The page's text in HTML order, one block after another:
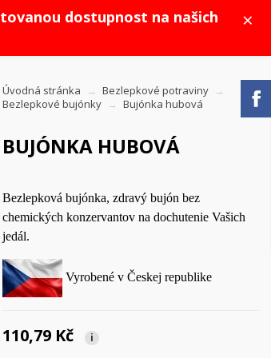
×
dostupnost na našich
Úvodná stránka
Bezlepkové potraviny
Bezlepkové bujónky
Bujónka hubová
BUJÓNKA HUBOVÁ
Bezlepková bujónka, zdravý bujón bez
chemických konzervantov na dochutenie Vašich
jedál.
Vyrobené v Českej republike
110,79 Kč i